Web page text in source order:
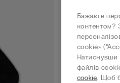
Бажаєте
контентом?
cookie»
Натиснувши
файлів
cookie. Щоб